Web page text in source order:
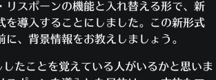
リスポーンの機能と入れ替える形で、新
を導入することにしました。この新形式
に、背景情報をお教えしましょう。
たことを覚えている人がいるかと思いま